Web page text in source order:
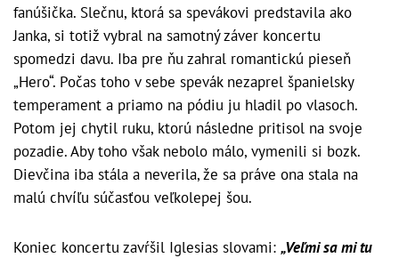
fanúšička. Slečnu, ktorá sa spevákovi predstavila ako
Janka, si totiž vybral na samotný záver koncertu
spomedzi davu. Iba pre ňu zahral romantickú pieseň
„Hero“. Počas toho v sebe spevák nezaprel španielsky
temperament a priamo na pódiu ju hladil po vlasoch.
Potom jej chytil ruku, ktorú následne pritisol na svoje
pozadie. Aby toho však nebolo málo, vymenili si bozk.
Dievčina iba stála a neverila, že sa práve ona stala na
malú chvíľu súčasťou veľkolepej šou.
Koniec koncertu zavŕšil Iglesias slovami: „Veľmi sa mi tu